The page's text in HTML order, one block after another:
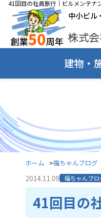
41回目の社員旅行｜ビルメンテ
建物・
ホーム 福ちゃんブログ
2014.11.09 福ちゃんブロ
41回目の